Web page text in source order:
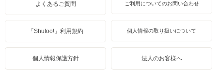
よくあるご質問 ご利用についてのお問い合わせ
「Shufoo!」利用規約 個人情報の取り扱いについて
個人情報保護方針 法人のお客様へ